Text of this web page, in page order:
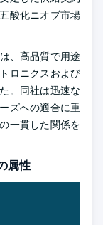
酸化ニオブ市場
、高品質で用途
ロニクスおよび
。同社は迅速な
ズへの適合に重
一貫した関係を
属性